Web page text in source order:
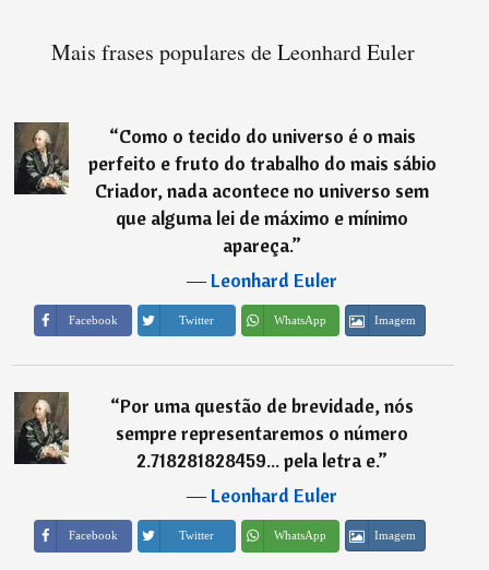
Mais frases populares de Leonhard Euler
“Como o tecido do universo é o mais
perfeito e fruto do trabalho do mais sábio
Criador, nada acontece no universo sem
que alguma lei de máximo e mínimo
apareça.”
―Leonhard Euler
Facebook Twitter WhatsApp Imagem
“Por uma questão de brevidade, nós
sempre representaremos o número
2.718281828459... pela letra e.”
―Leonhard Euler
Facebook Twitter WhatsApp Imagem